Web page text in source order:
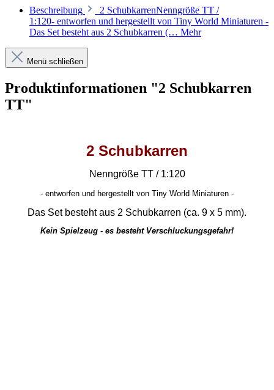
Beschreibung
2 SchubkarrenNenngröße TT /
1:120- entworfen und hergestellt von Tiny World Miniaturen -
Das Set besteht aus 2 Schubkarren (… Mehr
Menü schließen
Produktinformationen "2 Schubkarren
TT"
2 Schubkarren
Nenngröße TT / 1:120
- entworfen und hergestellt von Tiny World Miniaturen -
Das Set besteht aus 2 Schubkarren (ca. 9 x 5 mm).
Kein Spielzeug - es besteht Verschluckungsgefahr!